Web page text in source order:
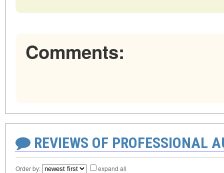
Comments:
REVIEWS OF PROFESSIONAL
Order by: expand all